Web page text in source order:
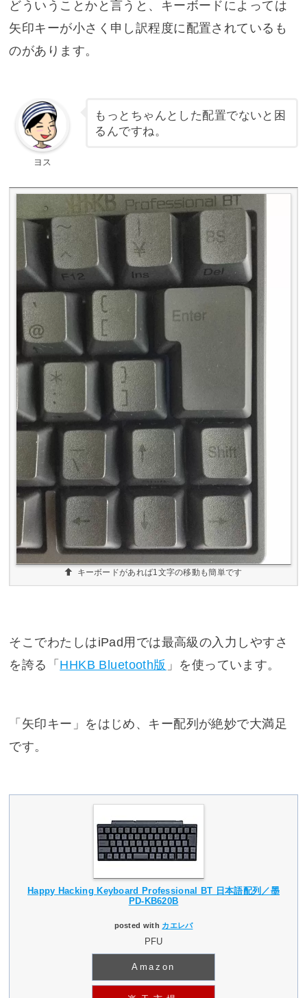
どういうことかと言うと、キーボードによっては
矢印キーが小さく申し訳程度に配置されているも
のがあります。
ヨス
もっとちゃんとした配置でないと困
るんですね。
キーボードがあれば1文字の移動も簡単です
そこでわたしはiPad用では最高級の入力しやすさ
を誇る「 HHKB Bluetooth版 」を使っています。
「矢印キー」をはじめ、キー配列が絶妙で大満足
です。
Happy Hacking Keyboard Professional BT 日本語配列／墨
PD-KB620B
posted with カエレバ
PFU
Amazon